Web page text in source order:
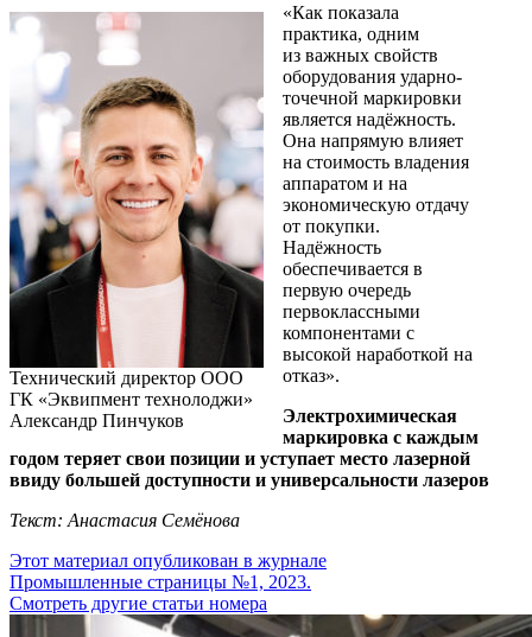
Технический директор ООО
ГК «Эквипмент технолоджи»
Александр Пинчуков
«Как показала
практика, одним
из важных свойств
оборудования ударно-
точечной маркировки
является надёжность.
Она напрямую влияет
на стоимость владения
аппаратом и на
экономическую отдачу
от покупки.
Надёжность
обеспечивается в
первую очередь
первоклассными
компонентами с
высокой наработкой на
отказ».
Электрохимическая
маркировка с каждым
годом теряет свои позиции и уступает место лазерной
ввиду большей доступности и универсальности лазеров
Текст: Анастасия Семёнова
Этот материал опубликован в журнале
Промышленные страницы №1, 2023.
Смотреть другие статьи номера